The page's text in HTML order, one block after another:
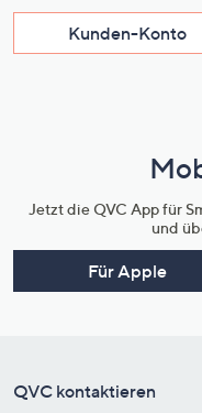
Kunden-Konto
Jetzt die QVC App für
und
Für Apple
QVC kontaktieren